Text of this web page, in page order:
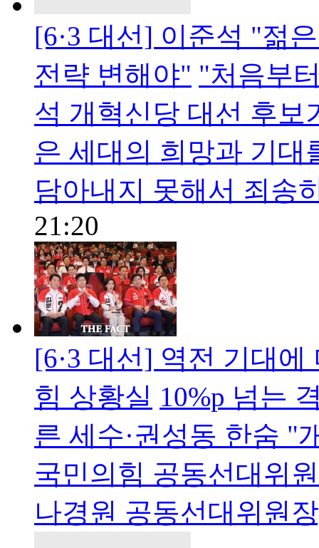
[6·3 대선] 이준석 "젊
전략 변해야" "처음부
석 개혁신당 대선 후
은 세대의 희망과 기대
담아내지 못해서 죄송
21:20
[6·3 대선] 역전 기대
힘 상황실 10%p 넘는
른 세수·권성동 한숨
국민의힘 공동선대위
나경원 공동선대위원